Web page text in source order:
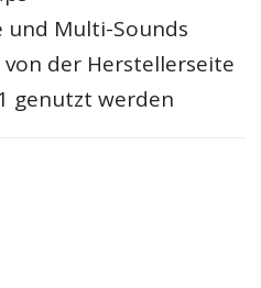
und Multi-Sounds
von der Herstellerseite
genutzt werden